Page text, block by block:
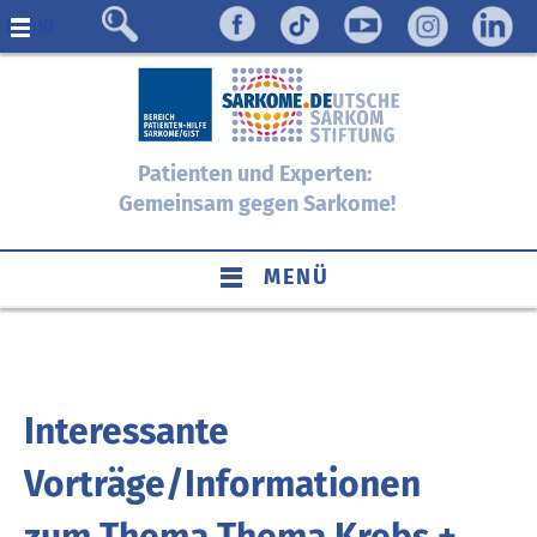
Menü
Patienten und Experten:
Gemeinsam gegen Sarkome!
MENÜ
Interessante
Vorträge/Informationen